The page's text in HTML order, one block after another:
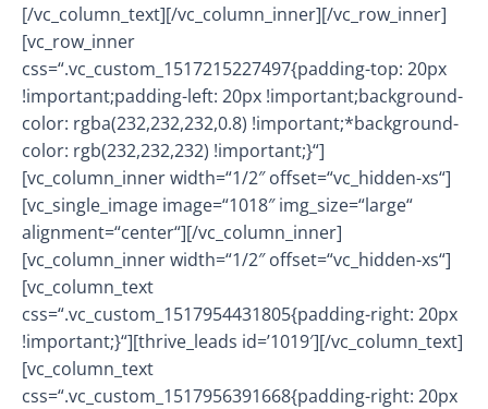
[/vc_column_text][/vc_column_inner][/vc_row_inner]
[vc_row_inner
css=“.vc_custom_1517215227497{padding-top: 20px
!important;padding-left: 20px !important;background-
color: rgba(232,232,232,0.8) !important;*background-
color: rgb(232,232,232) !important;}“]
[vc_column_inner width=“1/2″ offset=“vc_hidden-xs“]
[vc_single_image image=“1018″ img_size=“large“
alignment=“center“][/vc_column_inner]
[vc_column_inner width=“1/2″ offset=“vc_hidden-xs“]
[vc_column_text
css=“.vc_custom_1517954431805{padding-right: 20px
!important;}“][thrive_leads id=’1019′][/vc_column_text]
[vc_column_text
css=“.vc_custom_1517956391668{padding-right: 20px